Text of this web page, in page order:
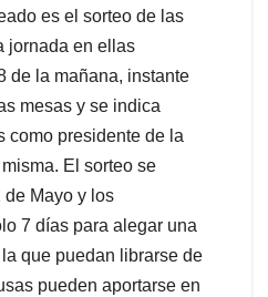
es el sorteo de las
jornada en ellas
de la mañana, instante
mesas y se indica
como presidente de la
El sorteo se
de Mayo y los
7 días para alegar una
que puedan librarse de
pueden aportarse en